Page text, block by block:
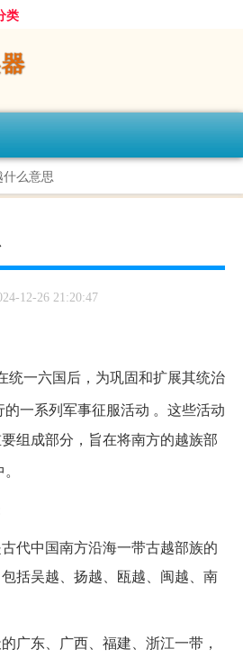
类
么意思
12-26 21:20:47
统一六国后，为巩固和扩展其统治
的一系列军事征服活动 。这些活动
组成部分，旨在将南方的越族部
代中国南方沿海一带古越部族的
括吴越、扬越、瓯越、闽越、南
广东、广西、福建、浙江一带，